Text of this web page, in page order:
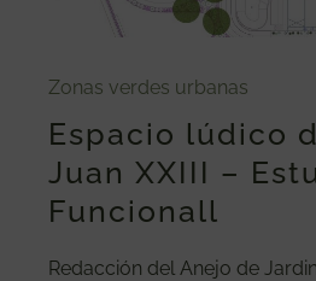
Zonas verdes urbanas
Espacio lúdico
Juan XXIII –
Funcionall
Redacción del Anejo de